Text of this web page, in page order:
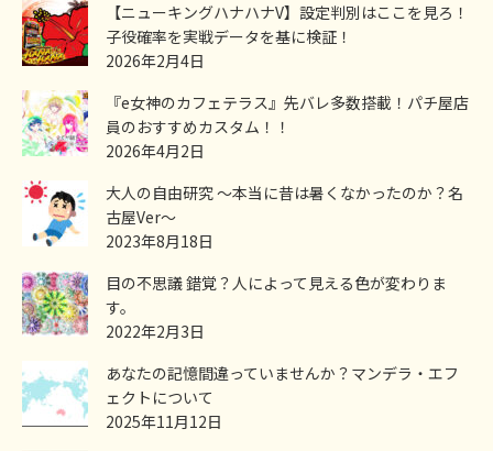
【ニューキングハナハナV】設定判別はここを見ろ！
子役確率を実戦データを基に検証！
2026年2月4日
『e女神のカフェテラス』先バレ多数搭載！パチ屋店
員のおすすめカスタム！！
2026年4月2日
大人の自由研究 ～本当に昔は暑くなかったのか？名
古屋Ver～
2023年8月18日
目の不思議 錯覚？人によって見える色が変わりま
す。
2022年2月3日
あなたの記憶間違っていませんか？マンデラ・エフ
ェクトについて
2025年11月12日